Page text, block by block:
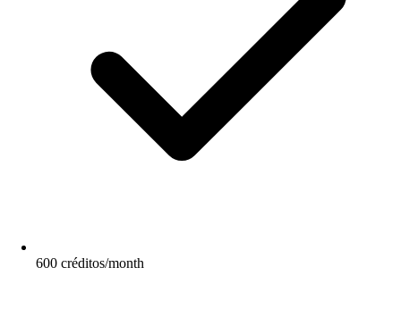
600 créditos/month